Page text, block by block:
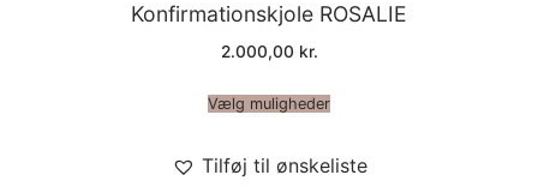
Konfirmationskjole ROSALIE
2.000,00 kr.
Vælg muligheder
Tilføj til ønskeliste